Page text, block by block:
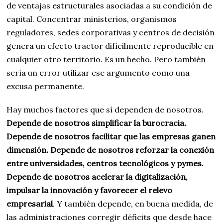
de ventajas estructurales asociadas a su condición de
capital. Concentrar ministerios, organismos
reguladores, sedes corporativas y centros de decisión
genera un efecto tractor difícilmente reproducible en
cualquier otro territorio. Es un hecho. Pero también
sería un error utilizar ese argumento como una
excusa permanente.
Hay muchos factores que sí dependen de nosotros.
Depende de nosotros simplificar la burocracia.
Depende de nosotros facilitar que las empresas ganen
dimensión. Depende de nosotros reforzar la conexión
entre universidades, centros tecnológicos y pymes.
Depende de nosotros acelerar la digitalización,
impulsar la innovación y favorecer el relevo
empresarial. Y también depende, en buena medida, de
las administraciones corregir déficits que desde hace